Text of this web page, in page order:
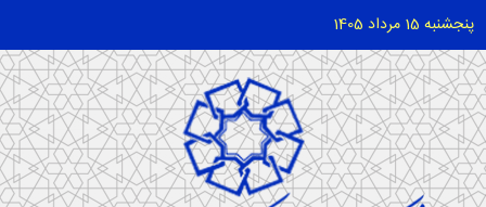
پنجشنبه 15 مرداد 1405